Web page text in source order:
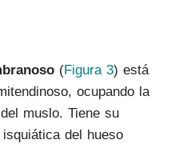
(Figura 3) está
ocupando la
muslo. Tiene su
del hueso